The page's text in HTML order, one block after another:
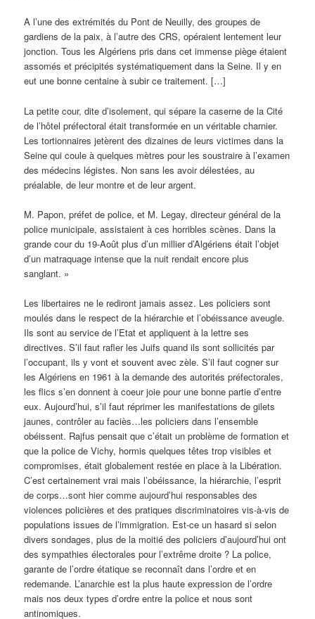
A l’une des extrémités du Pont de Neuilly, des groupes de
gardiens de la paix, à l’autre des CRS, opéraient lentement leur
jonction. Tous les Algériens pris dans cet immense piège étaient
assomés et précipités systématiquement dans la Seine. Il y en
eut une bonne centaine à subir ce traitement. […]
La petite cour, dite d’isolement, qui sépare la caserne de la Cité
de l’hôtel préfectoral était transformée en un véritable charnier.
Les tortionnaires jetèrent des dizaines de leurs victimes dans la
Seine qui coule à quelques mètres pour les soustraire à l’examen
des médecins légistes. Non sans les avoir délestées, au
préalable, de leur montre et de leur argent.
M. Papon, préfet de police, et M. Legay, directeur général de la
police municipale, assistaient à ces horribles scènes. Dans la
grande cour du 19-Août plus d’un millier d’Algériens était l’objet
d’un matraquage intense que la nuit rendait encore plus
sanglant. »
Les libertaires ne le rediront jamais assez. Les policiers sont
moulés dans le respect de la hiérarchie et l’obéissance aveugle.
Ils sont au service de l’Etat et appliquent à la lettre ses
directives. S’il faut rafler les Juifs quand ils sont sollicités par
l’occupant, ils y vont et souvent avec zèle. S’il faut cogner sur
les Algériens en 1961 à la demande des autorités préfectorales,
les flics s’en donnent à coeur joie pour une bonne partie d’entre
eux. Aujourd’hui, s’il faut réprimer les manifestations de gilets
jaunes, contrôler au faciès…les policiers dans l’ensemble
obéissent. Rajfus pensait que c’était un problème de formation et
que la police de Vichy, hormis quelques têtes trop visibles et
compromises, était globalement restée en place à la Libération.
C’est certainement vrai mais l’obéissance, la hiérarchie, l’esprit
de corps…sont hier comme aujourd’hui responsables des
violences policières et des pratiques discriminatoires vis-à-vis de
populations issues de l’immigration. Est-ce un hasard si selon
divers sondages, plus de la moitié des policiers d’aujourd’hui ont
des sympathies électorales pour l’extrême droite ? La police,
garante de l’ordre étatique se reconnaît dans l’ordre et en
redemande. L’anarchie est la plus haute expression de l’ordre
mais nos deux types d’ordre entre la police et nous sont
antinomiques.